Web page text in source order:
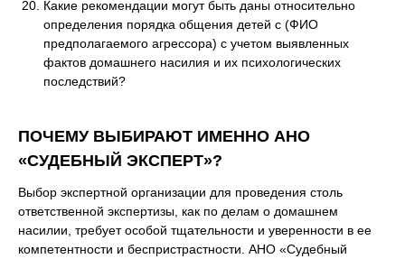
Какие рекомендации могут быть даны относительно
определения порядка общения детей с (ФИО
предполагаемого агрессора) с учетом выявленных
фактов домашнего насилия и их психологических
последствий?
ПОЧЕМУ ВЫБИРАЮТ ИМЕННО АНО
«СУДЕБНЫЙ ЭКСПЕРТ»?
Выбор экспертной организации для проведения столь
ответственной экспертизы, как по делам о домашнем
насилии, требует особой тщательности и уверенности в ее
компетентности и беспристрастности. АНО «Судебный